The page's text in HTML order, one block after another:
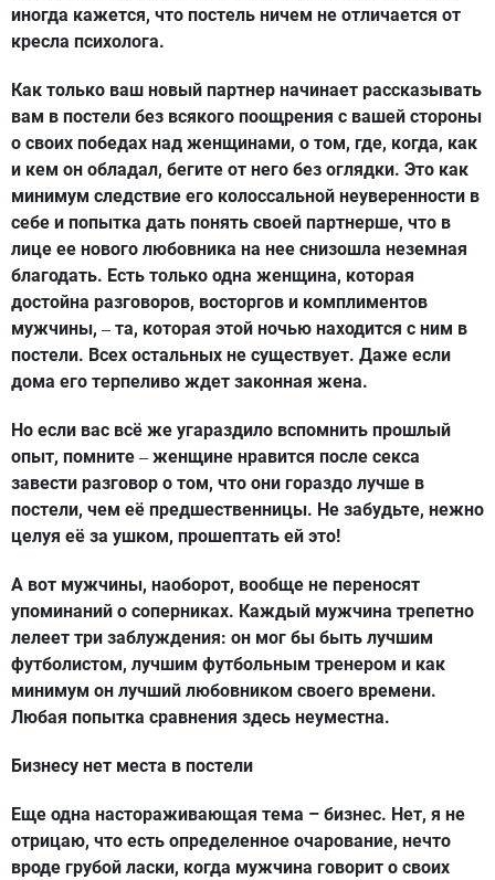
иногда кажется, что постель ничем не отличается от
кресла психолога.
Как только ваш новый партнер начинает рассказывать
вам в постели без всякого поощрения с вашей стороны
о своих победах над женщинами, о том, где, когда, как
и кем он обладал, бегите от него без оглядки. Это как
минимум следствие его колоссальной неуверенности в
себе и попытка дать понять своей партнерше, что в
лице ее нового любовника на нее снизошла неземная
благодать. Есть только одна женщина, которая
достойна разговоров, восторгов и комплиментов
мужчины, – та, которая этой ночью находится с ним в
постели. Всех остальных не существует. Даже если
дома его терпеливо ждет законная жена.
Но если вас всё же угараздило вспомнить прошлый
опыт, помните – женщине нравится после секса
завести разговор о том, что они гораздо лучше в
постели, чем её предшественницы. Не забудьте, нежно
целуя её за ушком, прошептать ей это!
А вот мужчины, наоборот, вообще не переносят
упоминаний о соперниках. Каждый мужчина трепетно
лелеет три заблуждения: он мог бы быть лучшим
футболистом, лучшим футбольным тренером и как
минимум он лучший любовником своего времени.
Любая попытка сравнения здесь неуместна.
Бизнесу нет места в постели
Еще одна настораживающая тема – бизнес. Нет, я не
отрицаю, что есть определенное очарование, нечто
вроде грубой ласки, когда мужчина говорит о своих